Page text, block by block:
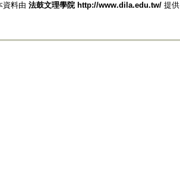
資料由 法鼓文理學院 http://www.dila.edu.tw/提供